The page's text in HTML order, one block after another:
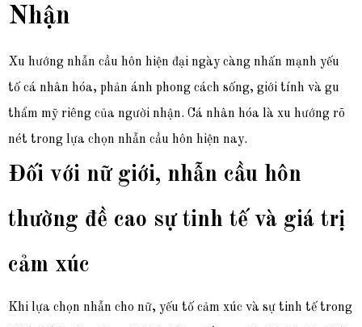
Nhận
Xu hướng nhẫn cầu hôn hiện đại ngày càng nhấn mạnh yếu
tố cá nhân hóa, phản ánh phong cách sống, giới tính và gu
thẩm mỹ riêng của người nhận. Cá nhân hóa là xu hướng rõ
nét trong lựa chọn nhẫn cầu hôn hiện nay.
Đối với nữ giới, nhẫn cầu hôn
thường đề cao sự tinh tế và giá trị
cảm xúc
Khi lựa chọn nhẫn cho nữ, yếu tố cảm xúc và sự tinh tế trong